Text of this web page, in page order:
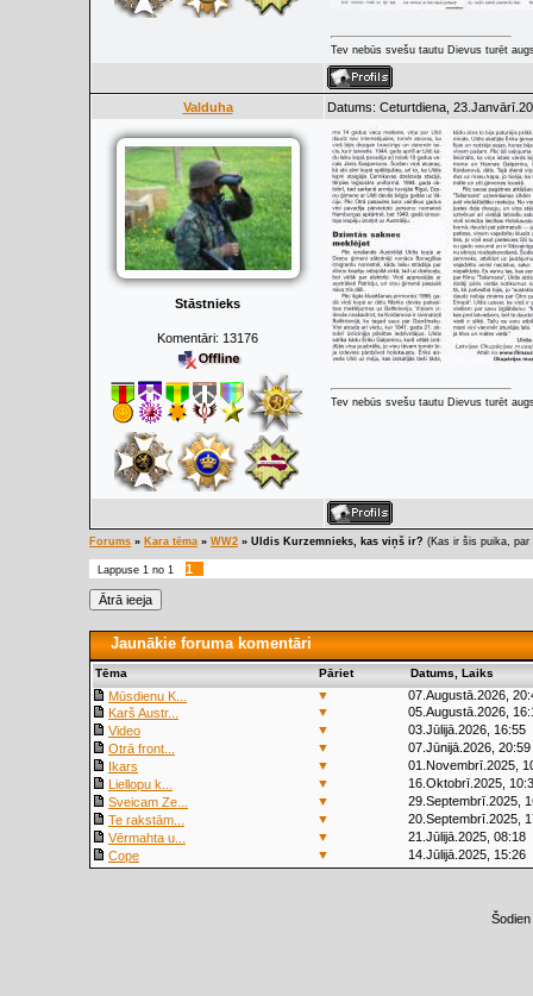
Tev nebūs svešu tautu Dievus turēt
Valduha Datums: Ceturtdiena,
Stāstnieks
Komentāri: 13176
Tev nebūs svešu tautu Dievus turēt
Forums » Kara tēma » WW2 » Uldis Kurzemnieks, kas viņš ir? (Kas ir šis puika,
Lappuse 1 no 1 1
Jaunākie foruma komentāri
Tēma Pāriet Datums, Laiks
Mūsdienu K... ▼
07.Augustā.2026,
Karš Austr...
▼
05.Augustā.2026,
Video
▼
03.Jūlijā.2026, 16:55
Otrā front...
▼
07.Jūnijā.2026, 20:59
Ikars
▼
01.Novembrī.2025,
Liellopu k...
▼
16.Oktobrī.2025,
Sveicam Ze...
▼
29.Septembrī.2025,
Te rakstām...
▼
20.Septembrī.2025,
Vērmahta u...
▼
21.Jūlijā.2025, 08:18
Cope
▼ 14.Jūlijā.2025, 15:26